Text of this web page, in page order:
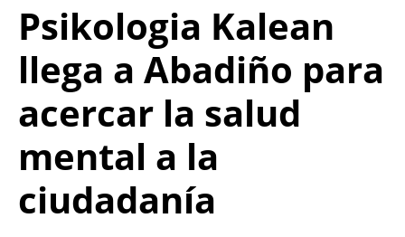
Psikologia Kalean
llega a Abadiño para
acercar la salud
mental a la
ciudadanía